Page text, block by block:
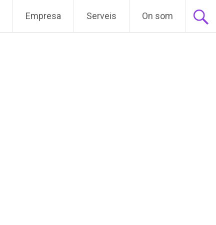
Empresa Serveis On som